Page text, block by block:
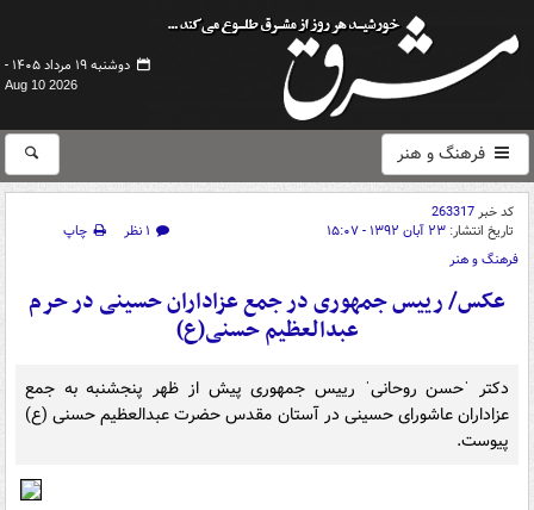
دوشنبه ۱۹ مرداد ۱۴۰۵ -
Aug 10 2026
فرهنگ و هنر
کد خبر263317
تاریخ انتشار: ۲۳ آبان ۱۳۹۲ - ۱۵:۰۷ ۱ نظر
چاپ
فرهنگ و هنر
عکس/ رییس جمهوری در جمع عزاداران حسینی در حرم
عبدالعظیم حسنی(ع)
دکتر ˈحسن روحانیˈ رییس جمهوری پیش از ظهر پنجشنبه به جمع
عزاداران عاشورای حسینی در آستان مقدس حضرت عبدالعظیم حسنی (ع)
پیوست.